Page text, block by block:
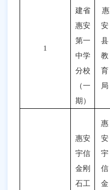
1
建省
惠安
第一
中学
分校
（一
期）
惠
安
县
教
育
局
惠安
宇信
金刚
石工
惠
安
宇
信
金